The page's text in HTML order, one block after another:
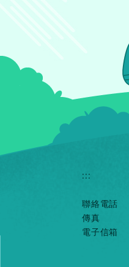
:::
聯絡電話
傳真
電子信箱